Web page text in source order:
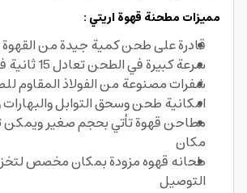
مميزات مطحنة قهوة اريتي :
قادرة على طحن كمية جيدة من القهوة بسعة
سرعة كبيرة في الطحن تعادل 15 ثانية فقط
شفرات مصنوعة من الفولاذ المقاوم
امكانية طحن وسحق التوابل
مطاحن قهوة تأتي بحجم صغير ويمكن
مكان
طحانه قهوه مزودة بمكان مخصص
التوصيل